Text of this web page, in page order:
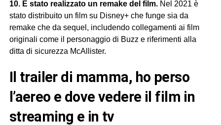
10. È stato realizzato un remake del film.Nel 2021 è
stato distribuito un film su Disney+ che funge sia da
remake che da sequel, includendo collegamenti ai film
originali come il personaggio di Buzz e riferimenti alla
ditta di sicurezza McAllister.
il trailer di mamma, ho perso
l’aereo e dove vedere il film in
streaming e in tv